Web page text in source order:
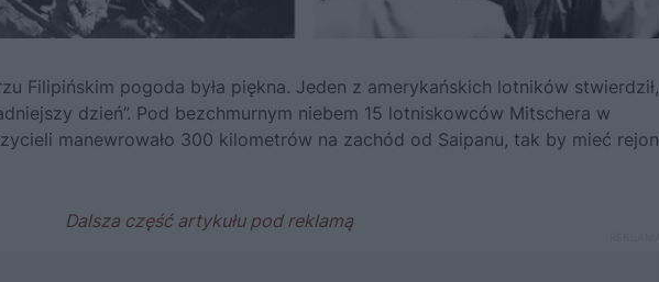
Filipińskim pogoda była piękna. Jeden z amerykańskich lotników stwierdził,
dzień”. Pod bezchmurnym niebem 15 lotniskowców Mitschera w
manewrowało 300 kilometrów na zachód od Saipanu, tak by mieć rejon